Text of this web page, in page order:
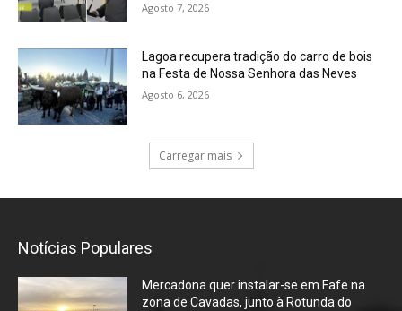
Agosto 7, 2026
Lagoa recupera tradição do carro de bois
na Festa de Nossa Senhora das Neves
Agosto 6, 2026
Carregar mais
Notícias Populares
Mercadona quer instalar-se em Fafe na
zona de Cavadas, junto à Rotunda do